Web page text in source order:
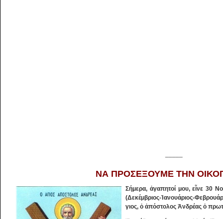
ΝΑ ΠΡΟΣΕΞΟΥΜΕ ΤΗΝ
Σήμερα, ἀγαπητοί μου, εἶνε 30
(Δεκέμβριος-Ἰανουάριος-
γι­ος, ὁ ἀπόστολος Ἀνδρέας ὁ